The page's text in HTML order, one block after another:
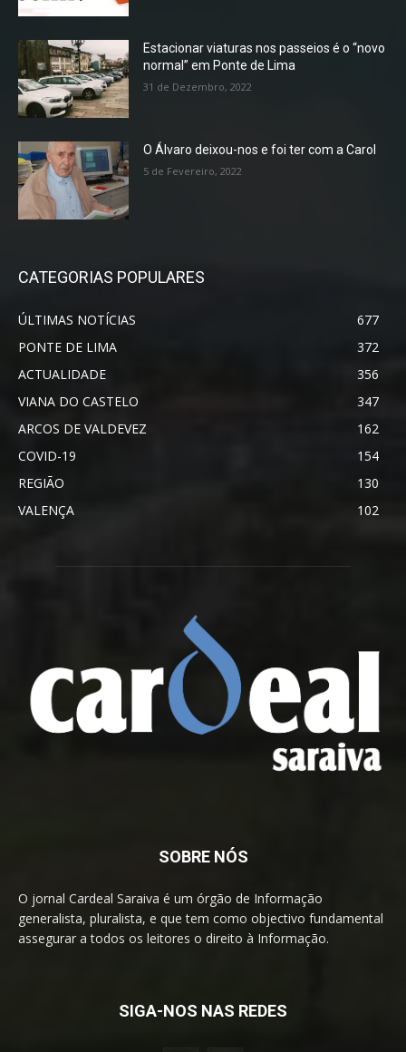
Estacionar viaturas nos passeios é o “novo
normal” em Ponte de Lima
31 de Dezembro, 2022
O Álvaro deixou-nos e foi ter com a Carol
5 de Fevereiro, 2022
CATEGORIAS POPULARES
ÚLTIMAS NOTÍCIAS
677
PONTE DE LIMA
372
ACTUALIDADE
356
VIANA DO CASTELO
347
ARCOS DE VALDEVEZ
162
COVID-19
154
REGIÃO
130
VALENÇA
102
SOBRE NÓS
O jornal Cardeal Saraiva é um órgão de Informação
generalista, pluralista, e que tem como objectivo fundamental
assegurar a todos os leitores o direito à Informação.
SIGA-NOS NAS REDES